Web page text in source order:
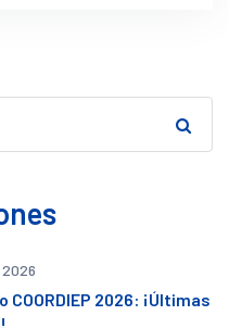
COORDIEP 2026: ¡Últimas